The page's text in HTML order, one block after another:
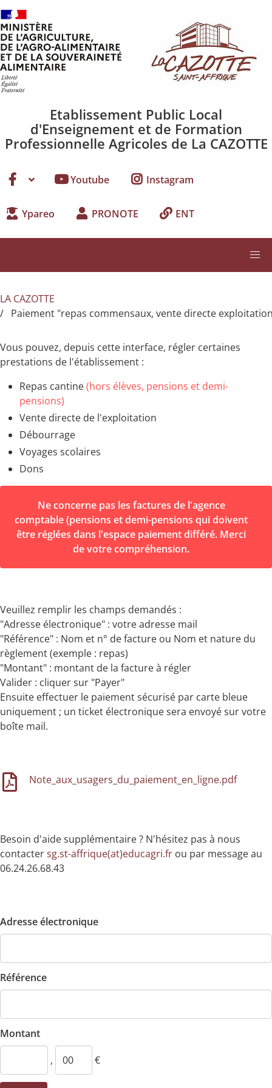
Aller au contenu principal
Etablissement Public Local
d'Enseignement et de Formation
Professionnelle Agricoles de La CAZOTTE
Youtube Instagram
Ypareo PRONOTE ENT
LA CAZOTTE
Paiement "repas commensaux, vente directe
Vous pouvez, depuis cette interface, régler certaines
prestations de l'établissement :
Repas cantine(hors élèves, pensions et demi-
pensions)
Vente directe de l'exploitation
Débourrage
Voyages scolaires
Dons
Ne concerne pas les factures de l'agence
comptable (pensions et demi-pensions qui doivent
être réglées dans l'espace paiement différé. Merci
de votre compréhension.
Veuillez remplir les champs demandés :
"Adresse électronique" : votre adresse mail
"Référence" : Nom et n° de facture ou Nom et nature du
règlement (exemple : repas)
"Montant" : montant de la facture à régler
Valider : cliquer sur "Payer"
Ensuite effectuer le paiement sécurisé par carte bleue
uniquement ; un ticket électronique sera envoyé sur votre
boîte mail.
Note_aux_usagers_du_paiement_en_ligne.pdf
Besoin d'aide supplémentaire ? N'hésitez pas à nous
contactersg.st-affrique(at)educagri.fr ou par message au
06.24.26.68.43
Adresse électronique
Référence
Montant
,
€